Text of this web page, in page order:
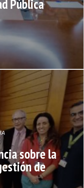
Pública
sobre la
de